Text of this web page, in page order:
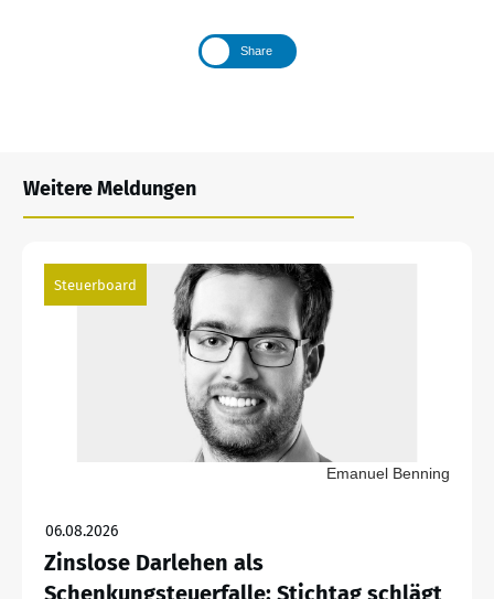
Share
Weitere Meldungen
Steuerboard
Emanuel Benning
06.08.2026
Zinslose Darlehen als
Schenkungsteuerfalle: Stichtag schlägt